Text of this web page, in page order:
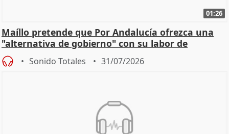
01:26
Maíllo pretende que Por Andalucía ofrezca una
"alternativa de gobierno" con su labor de
oposición
Sonido Totales 31/07/2026